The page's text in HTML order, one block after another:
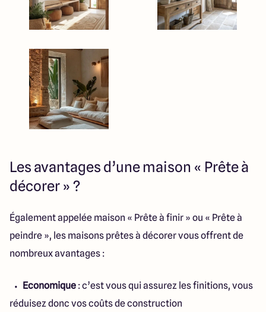
Les avantages d’une maison « Prête à
décorer » ?
Également appelée maison « Prête à finir » ou « Prête à
peindre », les maisons prêtes à décorer vous offrent de
nombreux avantages :
Economique : c’est vous qui assurez les finitions, vous
réduisez donc vos coûts de construction